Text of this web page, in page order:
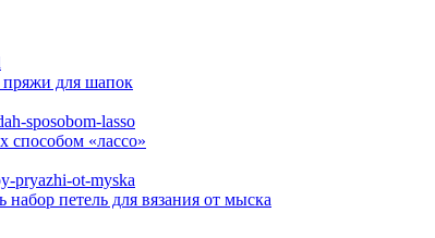
для шапок
способом «лассо»
петель для вязания от мыска